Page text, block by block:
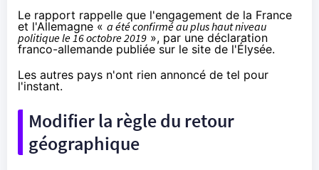
Le rapport rappelle que l'engagement de la France
et l'Allemagne « a été confirmé au plus haut niveau
politique le 16 octobre 2019 », par une déclaration
franco-allemande publiée sur le site de l'Élysée.
Les autres pays n'ont rien annoncé de tel pour
l'instant.
Modifier la règle du retour
géographique